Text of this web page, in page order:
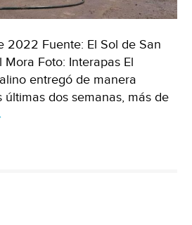
2022 Fuente: El Sol de San
Foto: Interapas El
entregó de manera
dos semanas, más de